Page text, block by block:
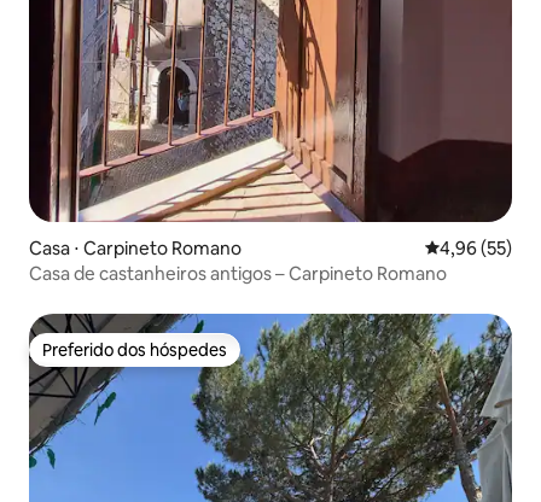
Casa ⋅ Carpineto Romano 4,96 de uma
4,96 (55)
Casa de castanheiros antigos – Carpineto Romano
Preferido dos hóspedes
Preferido dos hóspedes